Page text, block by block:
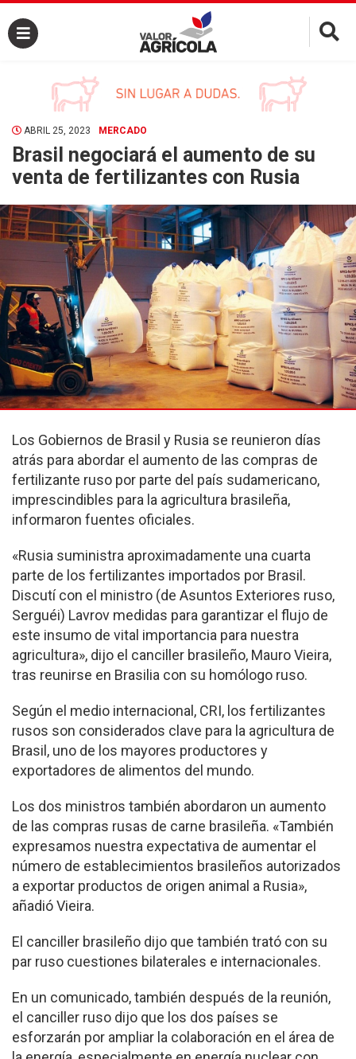
×
ABRIL 25, 2023 MERCADO
Brasil negociará el aumento de su
venta de fertilizantes con Rusia
Los Gobiernos de Brasil y Rusia se reunieron días
atrás para abordar el aumento de las compras de
fertilizante ruso por parte del país sudamericano,
imprescindibles para la agricultura brasileña,
informaron fuentes oficiales.
«Rusia suministra aproximadamente una cuarta
parte de los fertilizantes importados por Brasil.
Discutí con el ministro (de Asuntos Exteriores ruso,
Serguéi) Lavrov medidas para garantizar el flujo de
este insumo de vital importancia para nuestra
agricultura», dijo el canciller brasileño, Mauro Vieira,
tras reunirse en Brasilia con su homólogo ruso.
Según el medio internacional, CRI, los fertilizantes
rusos son considerados clave para la agricultura de
Brasil, uno de los mayores productores y
exportadores de alimentos del mundo.
Los dos ministros también abordaron un aumento
de las compras rusas de carne brasileña. «También
expresamos nuestra expectativa de aumentar el
número de establecimientos brasileños autorizados
a exportar productos de origen animal a Rusia»,
añadió Vieira.
El canciller brasileño dijo que también trató con su
par ruso cuestiones bilaterales e internacionales.
En un comunicado, también después de la reunión,
el canciller ruso dijo que los dos países se
esforzarán por ampliar la colaboración en el área de